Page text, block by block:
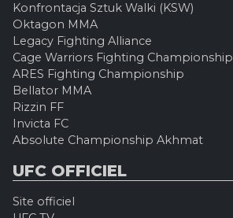
Konfrontacja Sztuk Walki (KSW)
Oktagon MMA
Legacy Fighting Alliance
Cage Warriors Fighting Championship
ARES Fighting Championship
Bellator MMA
Rizzin FF
Invicta FC
Absolute Championship Akhmat
UFC OFFICIEL
Site officiel